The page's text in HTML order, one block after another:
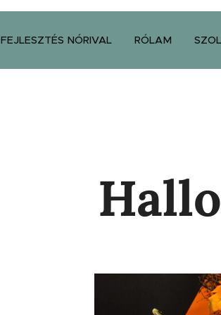
FEJLESZTÉS NÓRIVAL RÓLAM